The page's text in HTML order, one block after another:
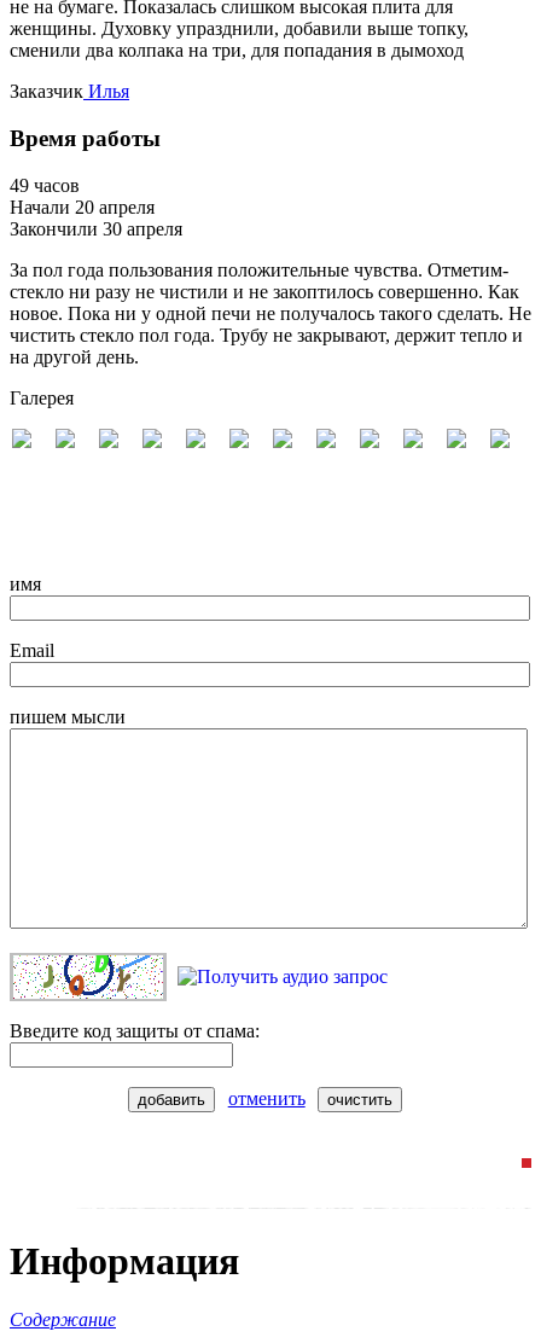
не на бумаге. Показалась слишком высокая плита для
женщины. Духовку упразднили, добавили выше топку,
сменили два колпака на три, для попадания в дымоход
Заказчик Илья
Время работы
49 часов
Начали 20 апреля
Закончили 30 апреля
За пол года пользования положительные чувства. Отметим-
стекло ни разу не чистили и не закоптилось совершенно. Как
новое. Пока ни у одной печи не получалось такого сделать. Не
чистить стекло пол года. Трубу не закрывают, держит тепло и
на другой день.
Галерея
имя
Email
пишем мысли
Введите код защиты от спама:
добавить отменить очистить
Информация
Содержание